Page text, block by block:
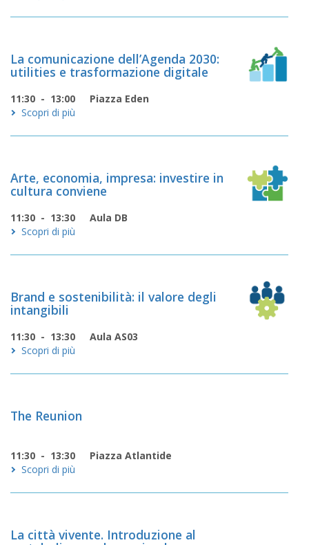
La comunicazione dell’Agenda 2030:
utilities e trasformazione digitale
11:30 - 13:00
Piazza Eden
Scopri di più
Arte, economia, impresa: investire in
cultura conviene
11:30 - 13:30
Aula DB
Scopri di più
Brand e sostenibilità: il valore degli
intangibili
11:30 - 13:30
Aula AS03
Scopri di più
The Reunion
11:30 - 13:30
Piazza Atlantide
Scopri di più
La città vivente. Introduzione al